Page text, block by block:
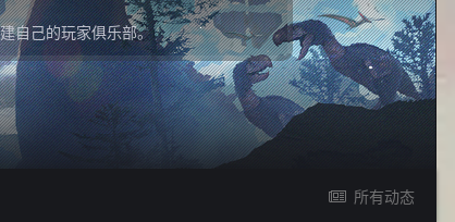
自己的玩家俱乐部。
所有动态